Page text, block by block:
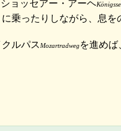
ョッセアー・アーヘ
乗ったりしながら、息を
ルパス Mozartradweg を進め